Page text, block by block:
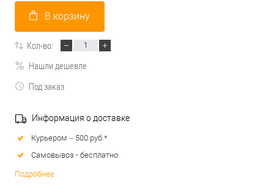
В корзину
Кол-во:
Нашли дешевле
Под заказ
Информация о доставке
Курьером – 500 руб.*
Самовывоз - бесплатно
Подробнее